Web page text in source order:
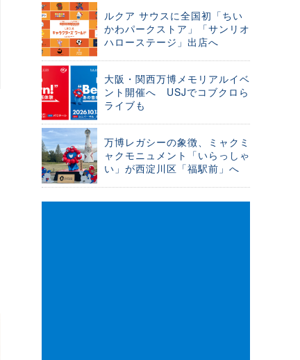
ルクア サウスに全国初「ちい
かわパークストア」「サンリオ
ハローステージ」出店へ
大阪・関西万博メモリアルイベ
ント開催へ USJでコブクロら
ライブも
万博レガシーの象徴、ミャクミ
ャクモニュメント「いらっしゃ
い」が西淀川区「福駅前」へ